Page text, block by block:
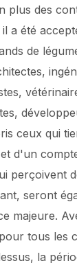
plus des
a été
de
ceux qui
d'un
perçoivent
seront
majeure.
tous les
la